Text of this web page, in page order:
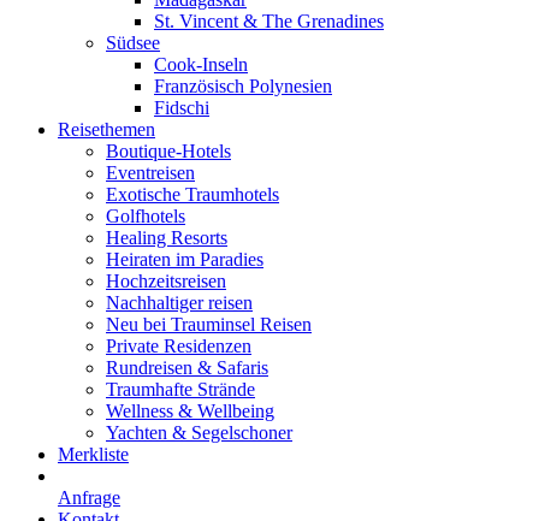
St. Vincent & The Grenadines
Südsee
Cook-Inseln
Französisch Polynesien
Fidschi
Reisethemen
Boutique-Hotels
Eventreisen
Exotische Traumhotels
Golfhotels
Healing Resorts
Heiraten im Paradies
Hochzeitsreisen
Nachhaltiger reisen
Neu bei Trauminsel Reisen
Private Residenzen
Rundreisen & Safaris
Traumhafte Strände
Wellness & Wellbeing
Yachten & Segelschoner
Merkliste
Anfrage